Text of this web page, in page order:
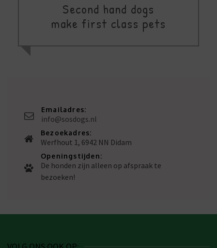
Second hand dogs
make first class pets
Emailadres:
info@sosdogs.nl
Bezoekadres:
Werfhout 1, 6942 NN Didam
Openingstijden:
De honden zijn alleen op afspraak te
bezoeken!